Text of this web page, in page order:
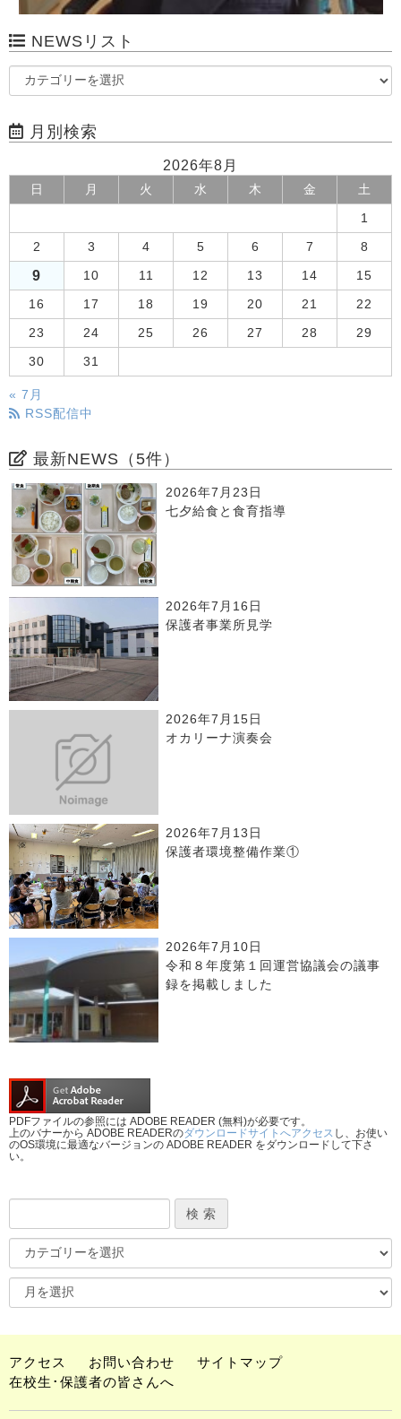
NEWSリスト
月別検索
2026年8月
日 月 火 水 木 金 土
1
2 3 4 5 6 7 8
9 10 11 12 13 14 15
16 17 18 19 20 21 22
23 24 25 26 27 28 29
30 31
« 7月
RSS配信中
最新NEWS（5件）
2026年7月23日
七夕給食と食育指導
2026年7月16日
保護者事業所見学
2026年7月15日
オカリーナ演奏会
2026年7月13日
保護者環境整備作業①
2026年7月10日
令和８年度第１回運営協議会の議事
録を掲載しました
PDFファイルの参照には ADOBE READER (無料)が必要です。
上のバナーから ADOBE READERのダウンロードサイトへアクセス し、お使い
のOS環境に最適なバージョンの ADOBE READER をダウンロードして下さ
い。
アクセス お問い合わせ
サイトマップ
在校生･保護者の皆さんへ